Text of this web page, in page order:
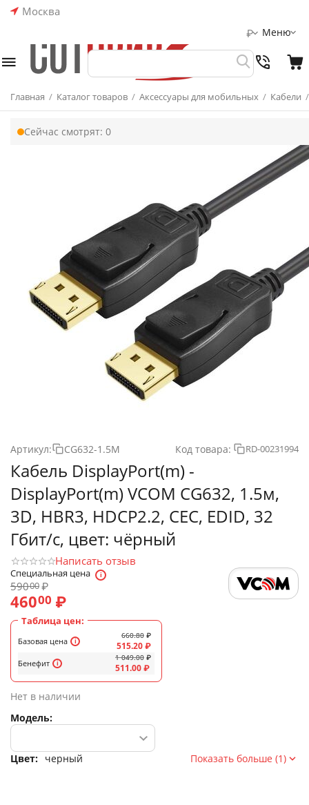
Москва
Меню
₽
Главная / Каталог товаров / Аксессуары для мобильных / Кабели /
Сейчас смотрят: 0
Артикул: CG632-1.5M Код товара: RD-00231994
Кабель DisplayPort(m) -
DisplayPort(m) VCOM CG632, 1.5м,
3D, HBR3, HDCP2.2, CEC, EDID, 32
Гбит/с, цвет: чёрный
Написать отзыв
Специальная цена
59000₽
46000 ₽
Таблица цен:
Базовая цена
Бенефит
660.80 ₽
515.20₽
1 049.00 ₽
511.00₽
Нет в наличии
Модель:
Цвет: черный Показать больше (1)